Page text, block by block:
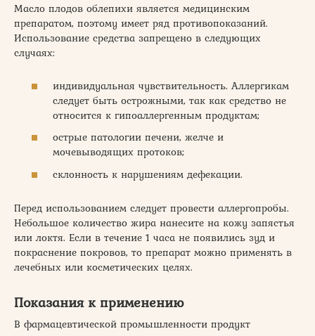
Масло плодов облепихи является медицинским
препаратом, поэтому имеет ряд противопоказаний.
Использование средства запрещено в следующих
случаях:
индивидуальная чувствительность. Аллергикам
следует быть острожными, так как средство не
относится к гипоаллергенным продуктам;
острые патологии печени, желче и
мочевыводящих протоков;
склонность к нарушениям дефекации.
Перед использованием следует провести аллергопробы.
Небольшое количество жира нанесите на кожу запястья
или локтя. Если в течение 1 часа не появились зуд и
покраснение покровов, то препарат можно применять в
лечебных или косметических целях.
Показания к применению
В фармацевтической промышленности продукт